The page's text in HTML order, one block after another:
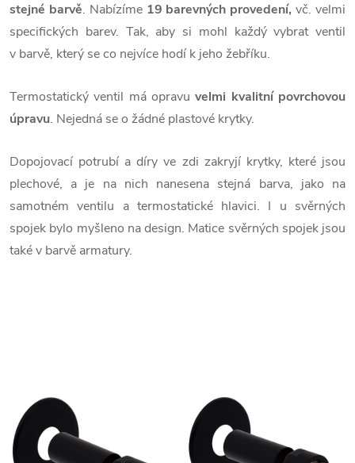
stejné barvě. Nabízíme 19 barevných provedení, vč. velmi
specifických barev. Tak, aby si mohl každý vybrat ventil
v barvě, který se co nejvíce hodí k jeho žebříku.
Termostatický ventil má opravuvelmi kvalitní povrchovou
úpravu. Nejedná se o žádné plastové krytky.
Dopojovací potrubí a díry ve zdi zakryjí krytky, které jsou
plechové, a je na nich nanesena stejná barva, jako na
samotném ventilu a termostatické hlavici. I u svěrných
spojek bylo myšleno na design. Matice svěrných spojek jsou
také v barvě armatury.